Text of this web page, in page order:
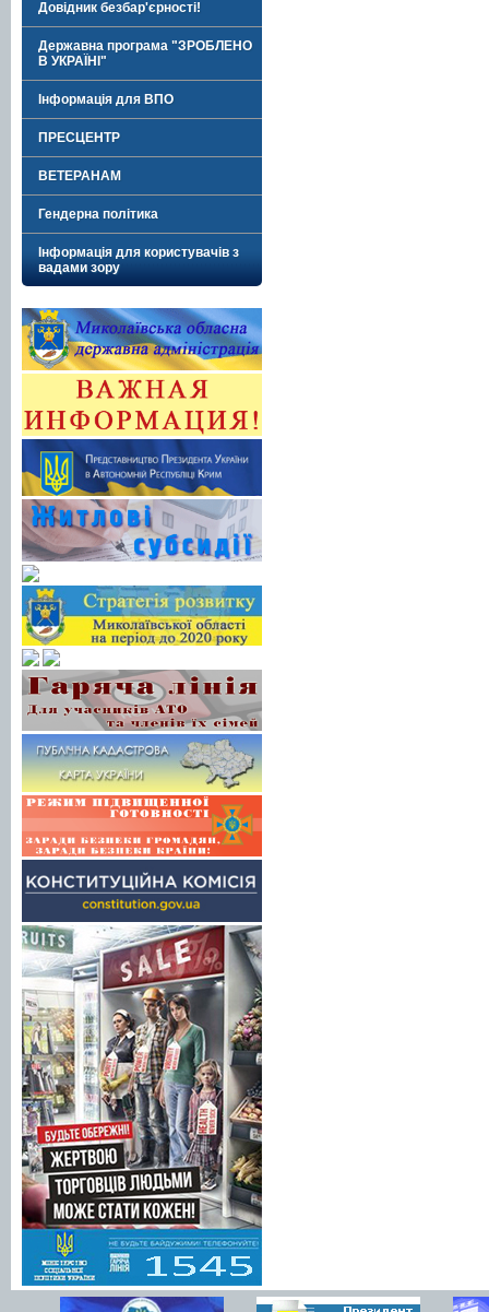
Довідник безбар'єрності!
Державна програма "ЗРОБЛЕНО
В УКРАЇНІ"
Інформація для ВПО
ПРЕСЦЕНТР
ВЕТЕРАНАМ
Гендерна політика
Інформація для користувачів з
вадами зору